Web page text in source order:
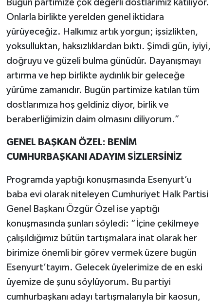
Bugün partimize çok değerli dostlarımız katılıyor.
Onlarla birlikte yerelden genel iktidara
yürüyeceğiz. Halkımız artık yorgun; işsizlikten,
yoksulluktan, haksızlıklardan bıktı. Şimdi gün, iyiyi,
doğruyu ve güzeli bulma günüdür. Dayanışmayı
artırma ve hep birlikte aydınlık bir geleceğe
yürüme zamanıdır. Bugün partimize katılan tüm
dostlarımıza hoş geldiniz diyor, birlik ve
beraberliğimizin daim olmasını diliyorum.”
GENEL BAŞKAN ÖZEL: BENİM
CUMHURBAŞKANI ADAYIM SİZLERSİNİZ
Programda yaptığı konuşmasında Esenyurt’u
baba evi olarak niteleyen Cumhuriyet Halk Partisi
Genel Başkanı Özgür Özel ise yaptığı
konuşmasında şunları söyledi: “İçine çekilmeye
çalışıldığımız bütün tartışmalara inat olarak her
birimize önemli bir görev vermek üzere bugün
Esenyurt’tayım. Gelecek üyelerimize de en eski
üyemize de şunu söylüyorum. Bu partiyi
cumhurbaşkanı adayı tartışmalarıyla bir kaosun,